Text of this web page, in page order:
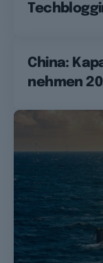
China:
nehmen